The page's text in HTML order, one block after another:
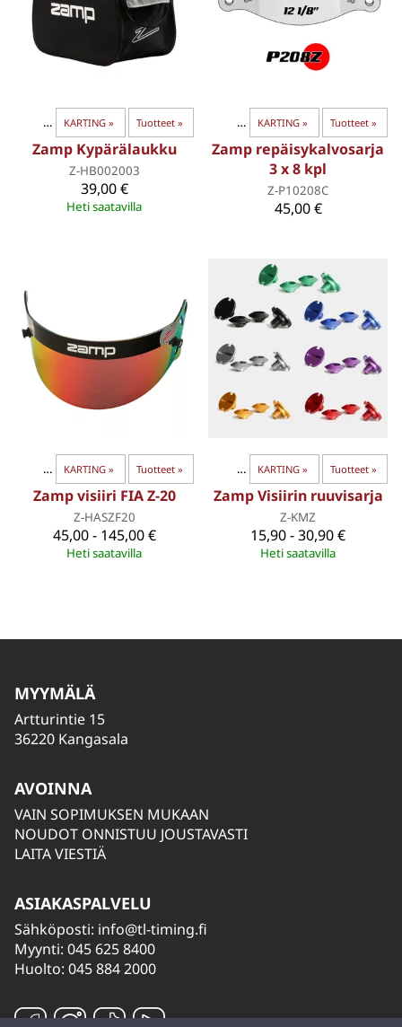
Tuotteet ‪»
KARTING ‪»
Zamp Kypärälaukku
Z-HB002003
39,00 €
Heti saatavilla
Tuotteet ‪»
KARTING ‪»
Karting ajovarusteet
Karting kypärät ‪»
Zamp repäisykalvosarja
3 x 8 kpl
Z-P10208C
45,00 €
Tuotteet ‪»
KARTING ‪»
Zamp visiiri FIA Z-20
Z-HASZF20
45,00 - 145,00 €
Heti saatavilla
Tuotteet ‪»
KARTING ‪»
Karting ajovarusteet
Karting kypärät ‪»
Zamp Visiirin ruuvisarja
Z-KMZ
15,90 - 30,90 €
Heti saatavilla
MYYMÄLÄ
Artturintie 15
36220 Kangasala
AVOINNA
VAIN SOPIMUKSEN MUKAAN
NOUDOT ONNISTUU JOUSTAVASTI
LAITA VIESTIÄ
ASIAKASPALVELU
Sähköposti: info@tl-timing.fi
Myynti: 045 625 8400
Huolto: 045 884 2000